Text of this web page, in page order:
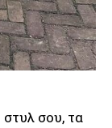
σου, τα